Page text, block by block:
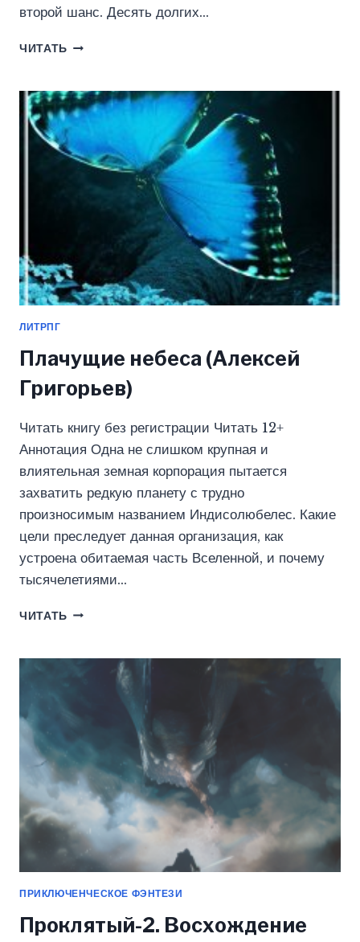
второй шанс. Десять долгих…
ЧИТАТЬ ТЕМНЫЙ
ГРИГОРЬЕВ)
ЛИТРПГ
Плачущие небеса (Алексей
Григорьев)
Читать книгу без регистрации Читать 12+
Аннотация Одна не слишком крупная и
влиятельная земная корпорация пытается
захватить редкую планету с трудно
произносимым названием Индисолюбелес. Какие
цели преследует данная организация, как
устроена обитаемая часть Вселенной, и почему
тысячелетиями…
ЧИТАТЬ ПЛАЧУЩИЕ
ГРИГОРЬЕВ)
ПРИКЛЮЧЕНЧЕСКОЕ ФЭНТЕЗИ
Проклятый-2. Восхождение